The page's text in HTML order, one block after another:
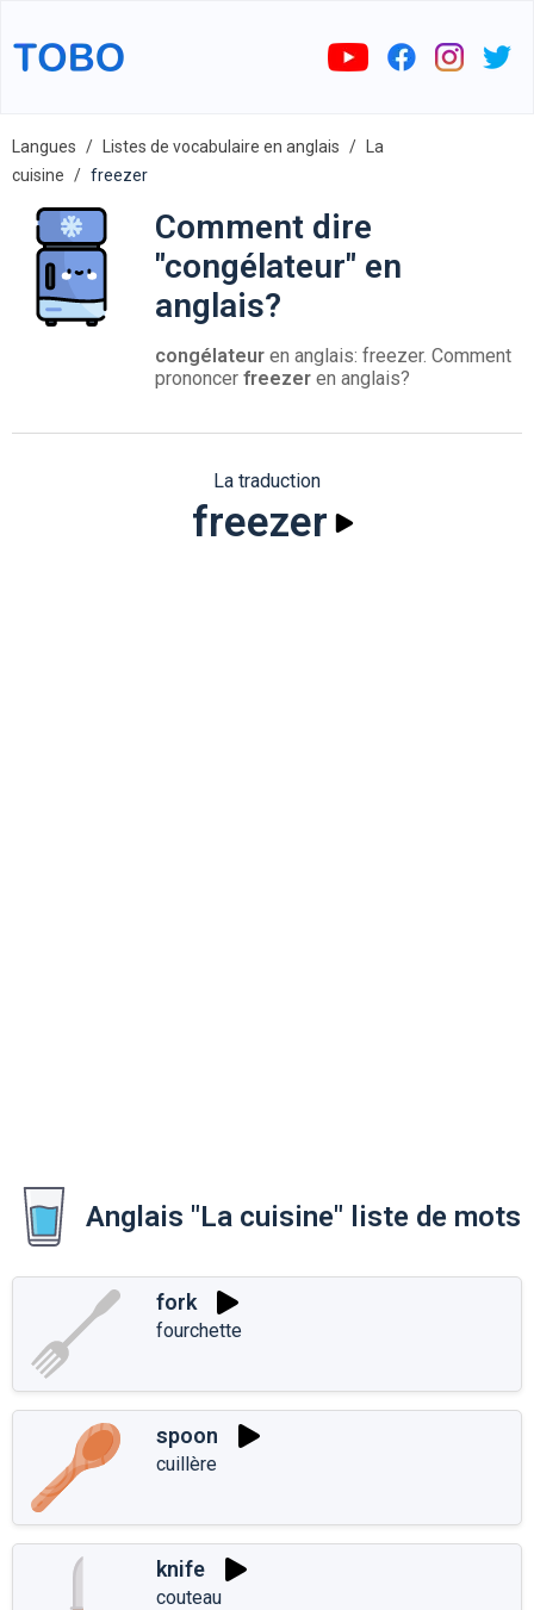
Langues Listes de vocabulaire en anglais
La
cuisine
freezer
Comment dire
"congélateur" en
anglais?
congélateur en anglais: freezer. Comment
prononcer freezer en anglais?
La traduction
freezer
Anglais "La cuisine" liste de mots
fork
fourchette
spoon
cuillère
knife
couteau